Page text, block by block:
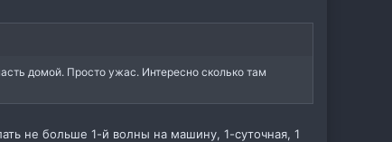
домой. Просто ужас. Интересно сколько там
не больше 1-й волны на машину, 1-суточная, 1